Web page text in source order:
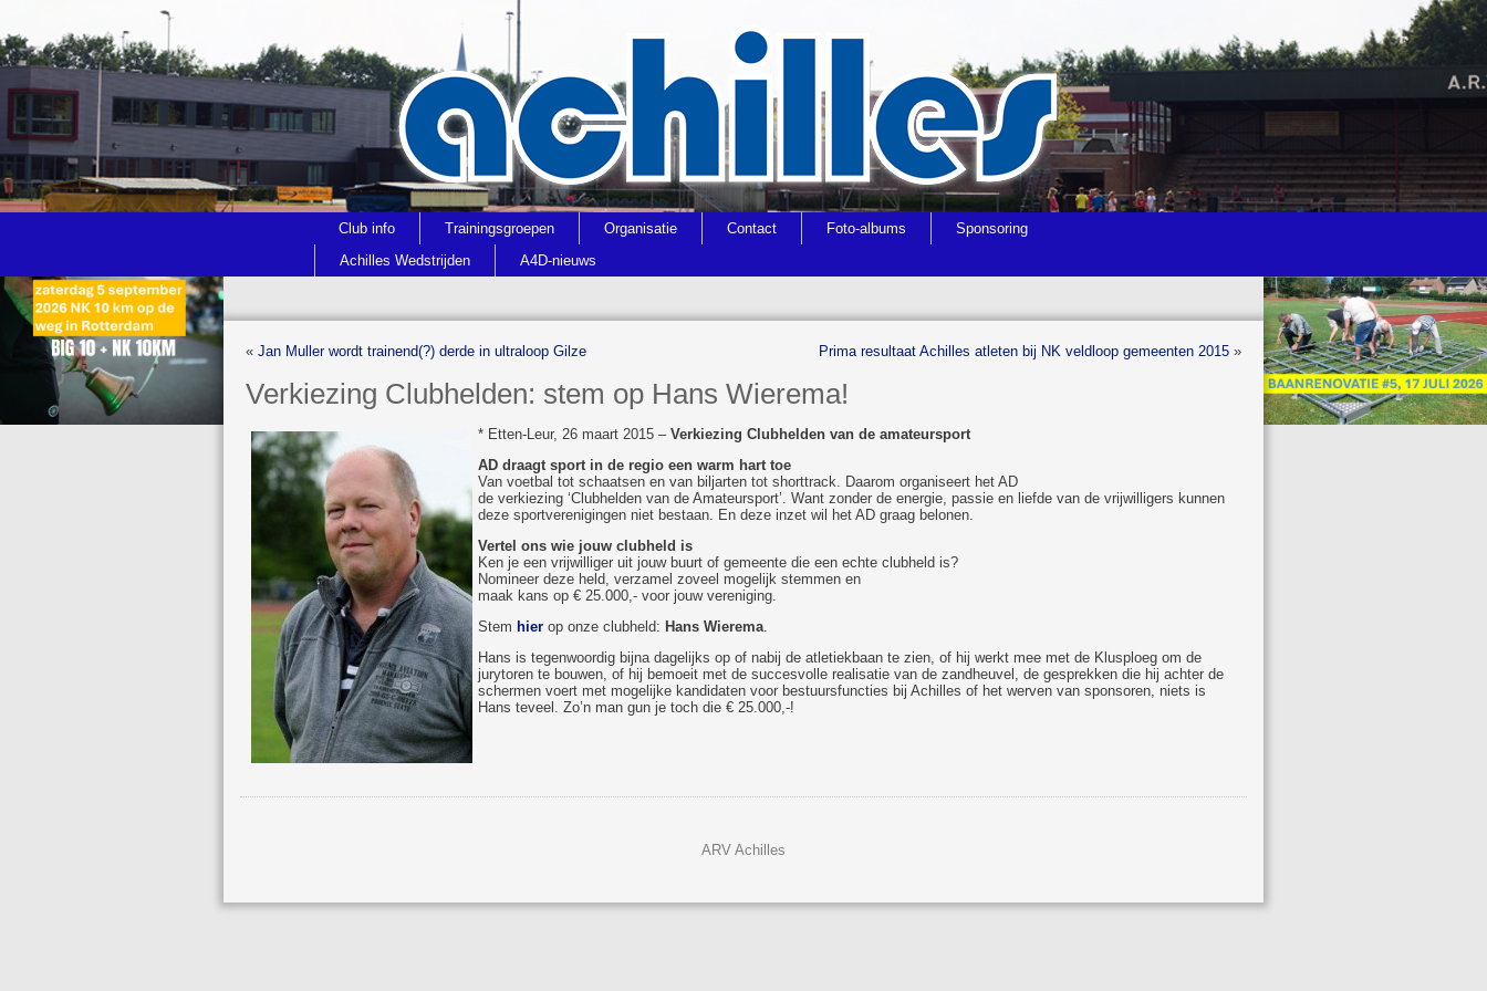
Club info Trainingsgroepen Organisatie Contact Foto-albums
Sponsoring
Achilles Wedstrijden
A4D-nieuws
« Jan Muller wordt trainend(?) derde in ultraloop Gilze Prima resultaat Achilles atleten bij NK veldloop gemeenten 2015»
Verkiezing Clubhelden: stem op Hans Wierema!
* Etten-Leur, 26 maart 2015 – Verkiezing Clubhelden van de amateursport
AD draagt sport in de regio een warm hart toe
Van voetbal tot schaatsen en van biljarten tot shorttrack. Daarom organiseert het AD
de verkiezing ‘Clubhelden van de Amateursport’. Want zonder de energie, passie en liefde van de vrijwilligers kunnen
deze sportverenigingen niet bestaan. En deze inzet wil het AD graag belonen.
Vertel ons wie jouw clubheld is
Ken je een vrijwilliger uit jouw buurt of gemeente die een echte clubheld is?
Nomineer deze held, verzamel zoveel mogelijk stemmen en
maak kans op € 25.000,- voor jouw vereniging.
Stem hierop onze clubheld: Hans Wierema.
Hans is tegenwoordig bijna dagelijks op of nabij de atletiekbaan te zien, of hij werkt mee met de Klusploeg om de
jurytoren te bouwen, of hij bemoeit met de succesvolle realisatie van de zandheuvel, de gesprekken die hij achter de
schermen voert met mogelijke kandidaten voor bestuursfuncties bij Achilles of het werven van sponsoren, niets is
Hans teveel. Zo’n man gun je toch die € 25.000,-!
ARV Achilles